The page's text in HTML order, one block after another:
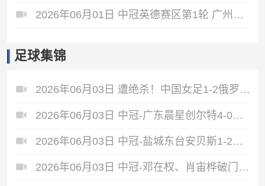
2026年06月01日 中冠英德赛区第1轮 广州黄埔志诚 VS 广东晨星创尔特 全场录像
足球集锦
2026年06月03日 遭绝杀！中国女足1-2俄罗斯女足 王霜世界波难救主对手86分钟破门
2026年06月03日 中冠-广东晨星创尔特4-0赣州红星 罗凯梅开二度
2026年06月03日 中冠-盐城东台安贝斯1-2广州黄埔志诚 李启涛梅开二度
2026年06月03日 中冠-邓在权、肖宙桦破门 中国澳门U23 1-2 五华华京